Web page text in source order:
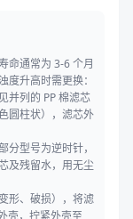
命通常为 3-6 个月
度升高时需更换：
并列的 PP 棉滤芯
圆柱状），滤芯外
型号为逆时针，
及残留水，用无尘
形、破损），将滤
壳，拧紧外壳至